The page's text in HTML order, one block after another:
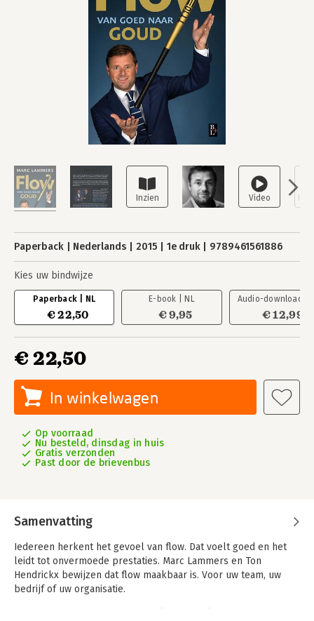
Paperback Nederlands 2015 1e druk 9789461561886
Kies uw bindwijze
Paperback | NL
€ 22,50
E-book | NL
€ 9,95
Audio-download |
€ 12,99
€ 22,50
In winkelwagen
Op voorraad
Nu besteld, dinsdag in huis
Gratis verzonden
Past door de brievenbus
Samenvatting
Iedereen herkent het gevoel van flow. Dat voelt goed en het
leidt tot onvermoede prestaties. Marc Lammers en Ton
Hendrickx bewijzen dat flow maakbaar is. Voor uw team, uw
bedrijf of uw organisatie.